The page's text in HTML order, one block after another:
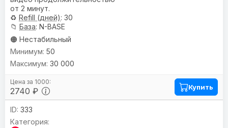
от 2 минут.
♻️ Refill (дней): 30
📁 База: N-BASE
🟠 Нестабильный
2740 ₽
50
30 000
Купить
333